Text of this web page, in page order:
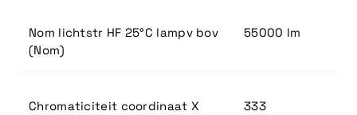
Nom lichtstr HF 25°C lampv bov
(Nom)
55000 lm
Chromaticiteit coordinaat X
333